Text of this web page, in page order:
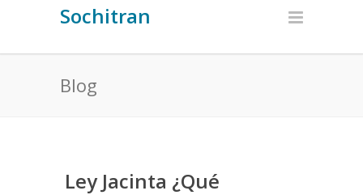
Sochitran
Blog
Ley Jacinta ¿Qué